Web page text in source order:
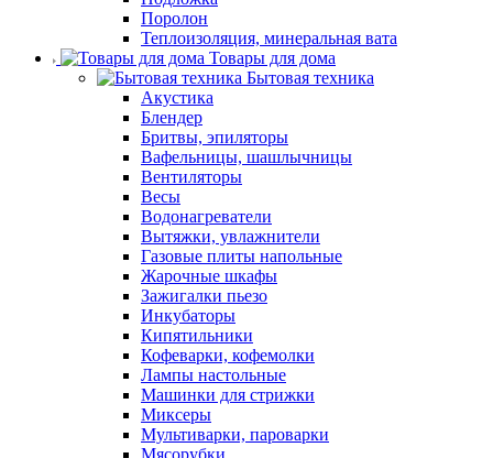
Поролон
Теплоизоляция, минеральная вата
Товары для дома
Бытовая техника
Акустика
Блендер
Бритвы, эпиляторы
Вафельницы, шашлычницы
Вентиляторы
Весы
Водонагреватели
Вытяжки, увлажнители
Газовые плиты напольные
Жарочные шкафы
Зажигалки пьезо
Инкубаторы
Кипятильники
Кофеварки, кофемолки
Лампы настольные
Машинки для стрижки
Миксеры
Мультиварки, пароварки
Мясорубки